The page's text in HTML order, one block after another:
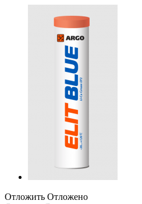
Отложить Отложено